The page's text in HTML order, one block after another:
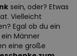
sein, oder? Etwas
Vielleicht
Egal ob du ein
Männer
eine große